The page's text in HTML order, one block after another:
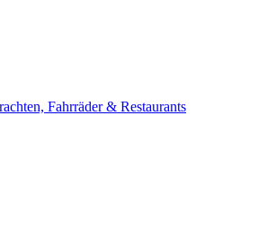
Fahrräder & Restaurants